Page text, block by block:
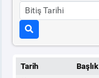
Tarih Başlık